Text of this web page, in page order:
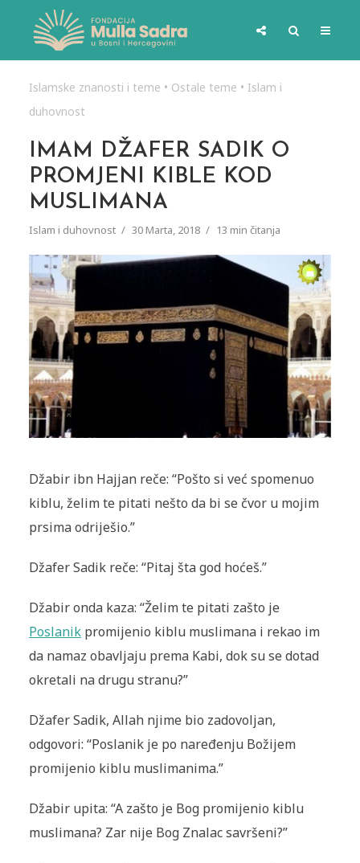
Islamske znanosti i teme • Ostale teme • Islam i
duhovnost
IMAM DŽAFER SADIK O
PROMJENI KIBLE KOD
MUSLIMANA
Islam i duhovnost 30 Marta, 2018 13 min čitanja
Džabir ibn Hajjan reče: “Pošto si već spomenuo
kiblu, želim te pitati nešto da bi se čvor u mojim
prsima odriješio.”
Džafer Sadik reče: “Pitaj šta god hoćeš.”
Džabir onda kaza: “Želim te pitati zašto je
Poslanikpromijenio kiblu muslimana i rekao im
da namaz obavljaju prema Kabi, dok su se dotad
okretali na drugu stranu?”
Džafer Sadik, Allah njime bio zadovoljan,
odgovori: “Poslanik je po naređenju Božijem
promijenio kiblu muslimanima.”
Džabir upita: “A zašto je Bog promijenio kiblu
muslimana? Zar nije Bog Znalac savršeni?”